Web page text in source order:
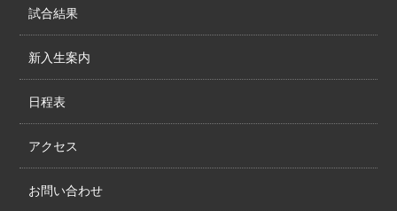
試合結果
新入生案内
日程表
アクセス
お問い合わせ